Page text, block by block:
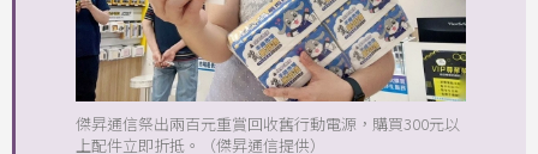
傑昇通信祭出兩百元重賞回收舊行動電源，購買300元以
上配件立即折抵。（傑昇通信提供）